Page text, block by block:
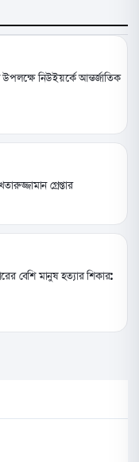
উপলক্ষে নিউইয়র্কে আন্তর্জাতিক
গ্রেপ্তার
বেশি মানুষ হত্যার শিকার: